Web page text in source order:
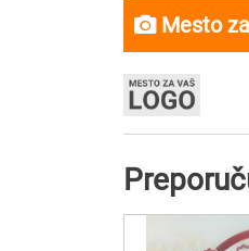
Mesto